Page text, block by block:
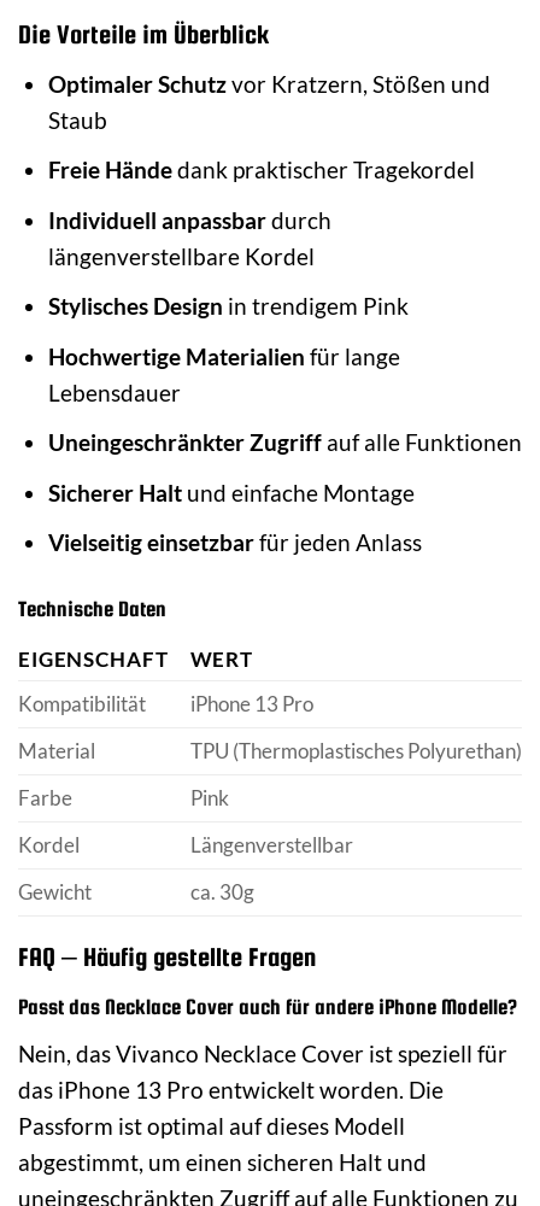
Die Vorteile im Überblick
Optimaler Schutzvor Kratzern, Stößen und
Staub
Freie Händedank praktischer Tragekordel
Individuell anpassbardurch
längenverstellbare Kordel
Stylisches Design in trendigem Pink
Hochwertige Materialien für lange
Lebensdauer
Uneingeschränkter Zugriffauf alle Funktionen
Sicherer Haltund einfache Montage
Vielseitig einsetzbarfür jeden Anlass
Technische Daten
EIGENSCHAFT
WERT
Kompatibilität
iPhone 13 Pro
Material
TPU (Thermoplastisches Polyurethan)
Farbe
Pink
Kordel
Längenverstellbar
Gewicht
ca. 30g
FAQ – Häufig gestellte Fragen
Passt das Necklace Cover auch für andere iPhone Modelle?
Nein, das Vivanco Necklace Cover ist speziell für
das iPhone 13 Pro entwickelt worden. Die
Passform ist optimal auf dieses Modell
abgestimmt, um einen sicheren Halt und
uneingeschränkten Zugriff auf alle Funktionen zu